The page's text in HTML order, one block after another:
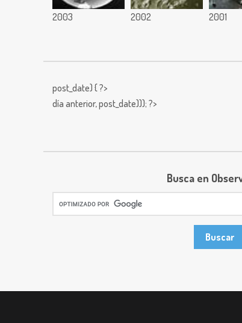
2003 2002 2001
post_date) { ?>
día anterior,post_date))); ?>
Busca en